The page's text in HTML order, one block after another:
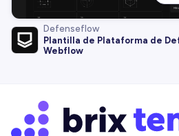
Defenseflow
Plantilla de Plataforma de
Webflow